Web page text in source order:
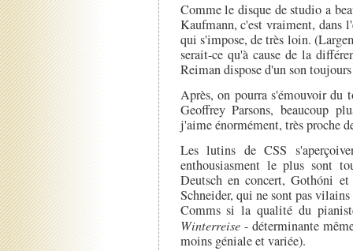
Comme le disque de studio a
Kaufmann, c'est vraiment, dans
qui s'impose, de très loin.
serait-ce qu'à cause de la
Reiman dispose d'un son
Après, on pourra s'émouvoir
Geoffrey Parsons, beaucoup
j'aime énormément, très proche
Les lutins de CSS
enthousiasment le plus sont
Deutsch en concert, Gothóni
Schneider, qui ne sont pas
Comms si la qualité du
Winterreise- déterminante
moins géniale et variée).